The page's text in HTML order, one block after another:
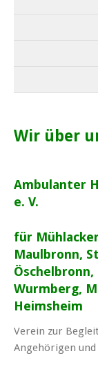
Wir über
Ambulanter
e. V.
für
Maulbronn,
Wurmberg,
Heimsheim
Verein zur
Angehörigen